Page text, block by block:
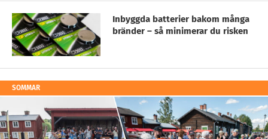
Inbyggda batterier bakom många
bränder – så minimerar du risken
SOMMAR